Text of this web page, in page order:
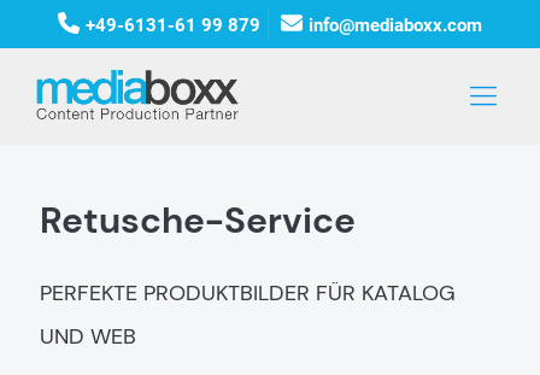
+49-6131-61 99 879 info@mediaboxx.com
Retusche-Service
PERFEKTE PRODUKTBILDER FÜR KATALOG
UND WEB